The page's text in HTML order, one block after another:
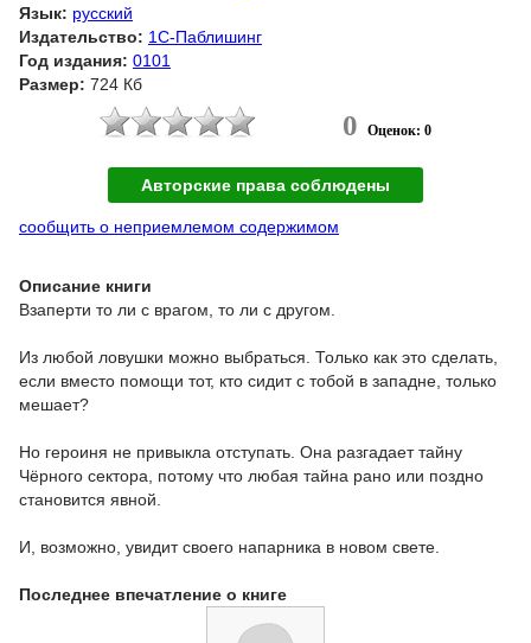
Язык: русский
Издательство: 1С-Паблишинг
Год издания: 0101
Размер: 724 Кб
0 Оценок: 0
Авторские права соблюдены
сообщить о неприемлемом содержимом
Описание книги
Взаперти то ли с врагом, то ли с другом.
Из любой ловушки можно выбраться. Только как это сделать,
если вместо помощи тот, кто сидит с тобой в западне, только
мешает?
Но героиня не привыкла отступать. Она разгадает тайну
Чёрного сектора, потому что любая тайна рано или поздно
становится явной.
И, возможно, увидит своего напарника в новом свете.
Последнее впечатление о книге